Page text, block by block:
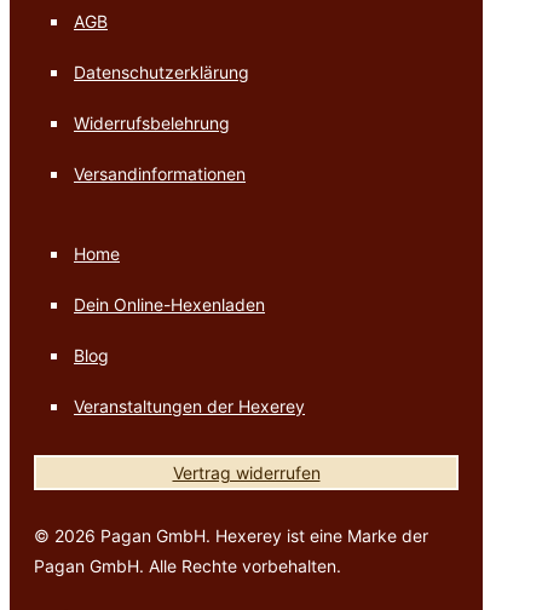
AGB
Datenschutzerklärung
Widerrufsbelehrung
Versandinformationen
Home
Dein Online-Hexenladen
Blog
Veranstaltungen der Hexerey
Vertrag widerrufen
© 2026 Pagan GmbH. Hexerey ist eine Marke der
Pagan GmbH. Alle Rechte vorbehalten.